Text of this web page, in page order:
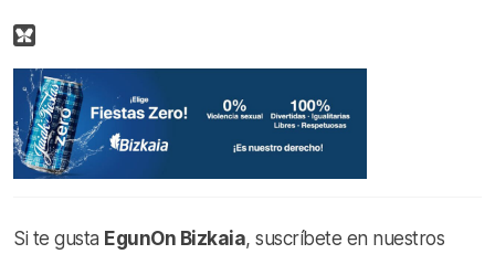
Si te gusta EgunOn Bizkaia, suscríbete en nuestros